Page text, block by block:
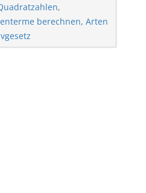
,
berechnen, Arten